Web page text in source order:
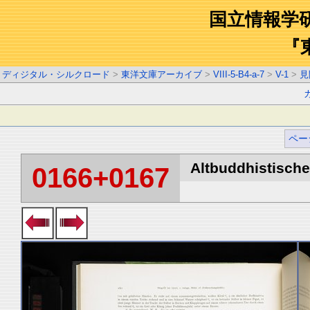
国立情報学
『
ディジタル・シルクロード > 東洋文庫アーカイブ > VIII-5-B4-a-7 > V-1 >
ペー
0166+0167